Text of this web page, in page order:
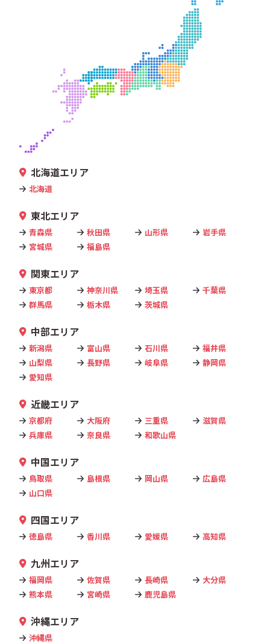
北海道エリア
北海道
東北エリア
青森県 秋田県 山形県
岩手県
宮城県
福島県
関東エリア
東京都 神奈川県 埼玉県
千葉県
群馬県
栃木県 茨城県
中部エリア
新潟県 富山県 石川県
福井県
山梨県
長野県 岐阜県
静岡県
愛知県
近畿エリア
京都府 大阪府 三重県
滋賀県
兵庫県
奈良県 和歌山県
中国エリア
鳥取県 島根県 岡山県
広島県
山口県
四国エリア
徳島県 香川県 愛媛県 高知県
九州エリア
福岡県 佐賀県 長崎県
大分県
熊本県
宮崎県 鹿児島県
沖縄エリア
沖縄県